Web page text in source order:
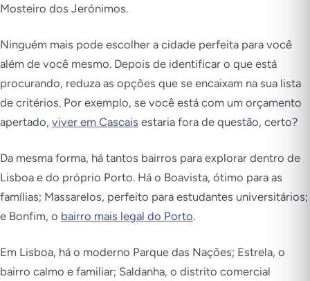
Mosteiro dos Jerónimos.
Ninguém mais pode escolher a cidade perfeita para você
além de você mesmo. Depois de identificar o que está
procurando, reduza as opções que se encaixam na sua lista
de critérios. Por exemplo, se você está com um orçamento
apertado, viver em Cascais estaria fora de questão, certo?
Da mesma forma, há tantos bairros para explorar dentro de
Lisboa e do próprio Porto. Há o Boavista, ótimo para as
famílias; Massarelos, perfeito para estudantes universitários;
e Bonfim, o bairro mais legal do Porto.
Em Lisboa, há o moderno Parque das Nações; Estrela, o
bairro calmo e familiar; Saldanha, o distrito comercial